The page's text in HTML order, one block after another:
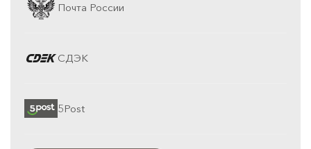
Почта России
СДЭК
5Post